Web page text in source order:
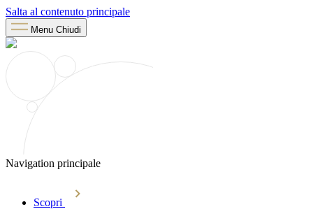
Salta al contenuto principale
Menu Chiudi
Navigation principale
Scopri